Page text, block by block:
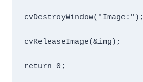
cvDestroyWindow("Image:");
cvReleaseImage(&img);
return 0;